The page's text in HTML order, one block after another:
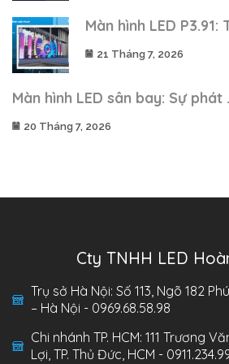
Màn hình LED P3.91:
21 Tháng 7, 2026
Màn hình LED sân bay: Sự phát
20 Tháng 7, 2026
Cty TNHH LED
Trụ sở Hà Nội: Số 113, Ngõ 182
– Hà Nội - 0969.68.58.98
Chi nhánh TP. HCM: 111 Trương
Lợi, TP. Thủ Đức, HCM -